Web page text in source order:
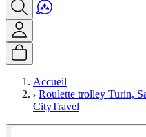
Accueil
Roulette trolley Turin,
CityTravel